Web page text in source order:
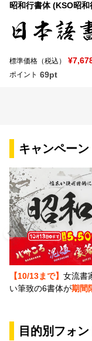
昭和行書体 (KSO昭
標準価格（税込）
ポイント 69pt
キャンペーン
【10/13まで】 女流書
い筆致の6書体が期間
目的別フォ